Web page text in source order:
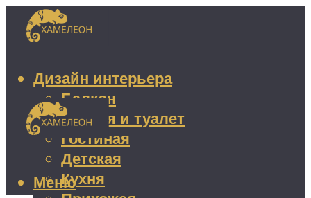
Дизайн интерьера
Балкон
Ванная и туалет
Гостиная
Детская
Кухня
Меню